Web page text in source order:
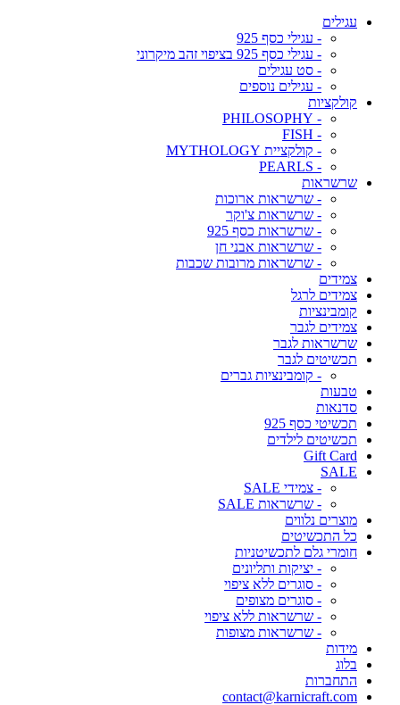
עגילים
- עגילי כסף 925
- עגילי כסף 925 בציפוי זהב מיקרוני
- סט עגילים
- עגילים נוספים
קולקציות
- PHILOSOPHY
- FISH
- קולקציית MYTHOLOGY
- PEARLS
שרשראות
- שרשראות ארוכות
- שרשראות צ'וקר
- שרשראות כסף 925
- שרשראות אבני חן
- שרשראות מרובות שכבות
צמידים
צמידים לרגל
קומבינציות
צמידים לגבר
שרשראות לגבר
תכשיטים לגבר
- קומבינציות גברים
טבעות
סדנאות
תכשיטי כסף 925
תכשיטים לילדים
Gift Card
SALE
- צמידי SALE
- שרשראות SALE
מוצרים נלווים
כל התכשיטים
חומרי גלם לתכשיטניות
- יציקות ותליונים
- סוגרים ללא ציפוי
- סוגרים מצופים
- שרשראות ללא ציפוי
- שרשראות מצופות
מידות
בלוג
התחברות
contact@karnicraft.com